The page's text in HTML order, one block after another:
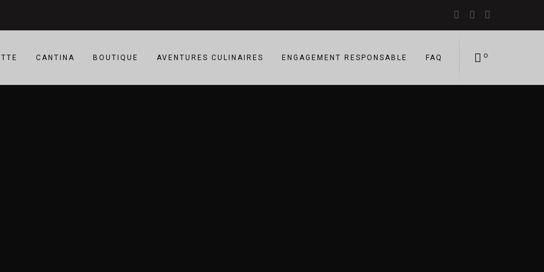
facebookinstagram
0
CANTINA BOUTIQUE AVENTURES CULINAIRES ENGAGEMENT RESPONSABLE FAQ